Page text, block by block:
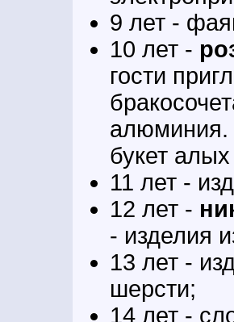
9 лет -
10 лет -
гости
алюминия.
букет
11 лет -
12 лет -
- изделия
13 лет -
шерсти;
14 лет -